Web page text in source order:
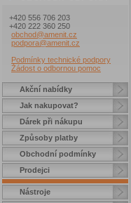
+420 556 706 203
+420 222 360 250
obchod@amenit.cz
podpora@amenit.cz
Podmínky technické podpory
Žádost o odbornou pomoc
Akční nabídky
Jak nakupovat?
Dárek při nákupu
Způsoby platby
Obchodní podmínky
Prodejci
Nástroje